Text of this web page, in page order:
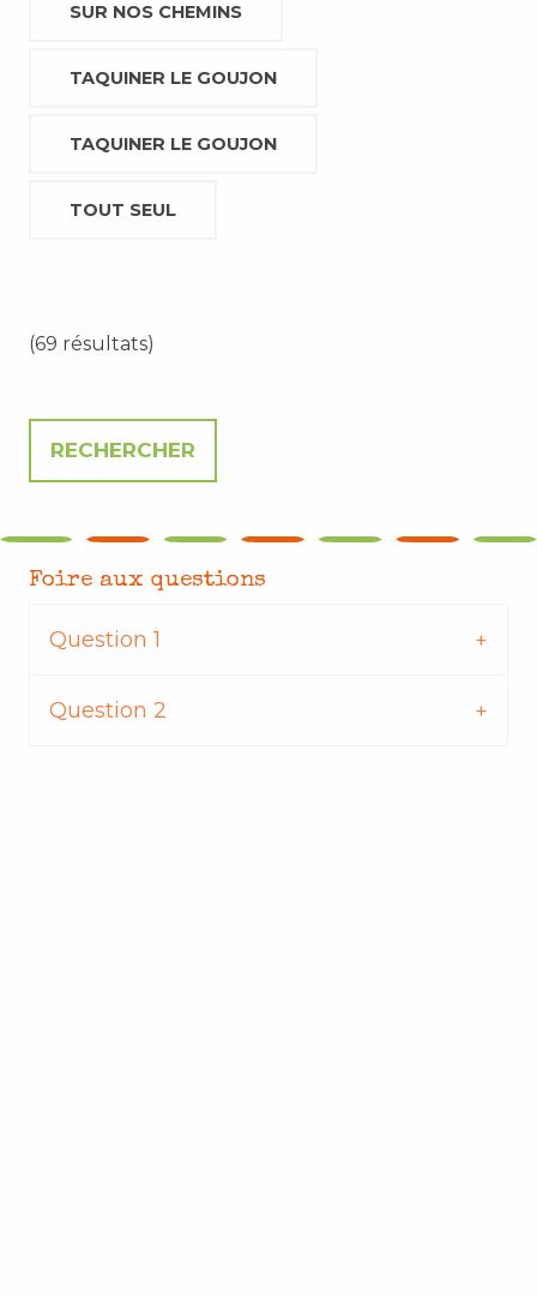
SUR NOS CHEMINS
TAQUINER LE GOUJON
TAQUINER LE GOUJON
TOUT SEUL
(69 résultats)
Foire aux questions
Question 1
Question 2